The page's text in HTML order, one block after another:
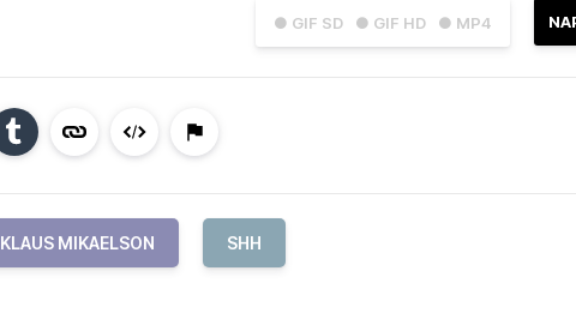
● GIF SD ● GIF HD ● MP4
KLAUS MIKAELSON SHH